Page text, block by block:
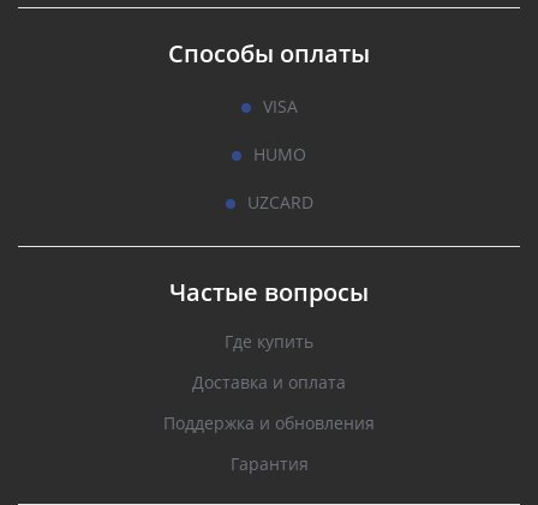
Способы оплаты
VISA
HUMO
UZCARD
Частые вопросы
Где купить
Доставка и оплата
Поддержка и обновления
Гарантия